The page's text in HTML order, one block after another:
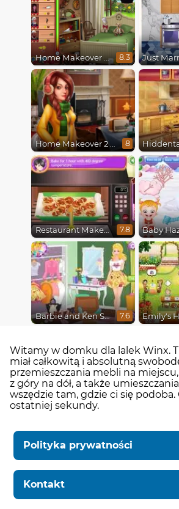
Home Makeover Hidden Object 8.3
8
Restaurant Makeover 7.8
Barbie and Ken Spring City Break 7.6
Witamy w domku dla lalek Winx.
miał całkowitą i absolutną
przemieszczania mebli na
z góry na dół, a także
wszędzie tam, gdzie ci się podoba.
ostatniej sekundy.
Polityka prywatności
Kontakt